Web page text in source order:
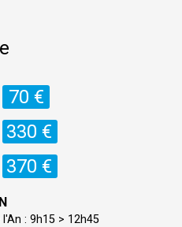
70 €
330 €
370 €
: 9h15 > 12h45